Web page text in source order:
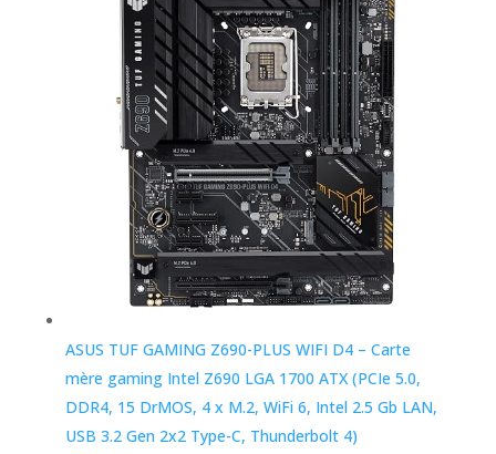
ASUS TUF GAMING Z690-PLUS WIFI D4 – Carte
mère gaming Intel Z690 LGA 1700 ATX (PCIe 5.0,
DDR4, 15 DrMOS, 4 x M.2, WiFi 6, Intel 2.5 Gb LAN,
USB 3.2 Gen 2x2 Type-C, Thunderbolt 4)